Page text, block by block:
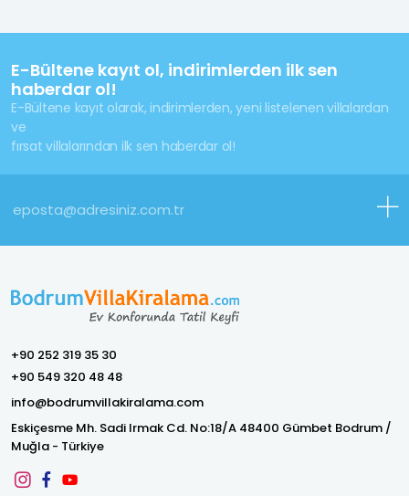
E-Bültene kayıt ol, indirimlerden ilk sen
haberdar ol!
E-Bültene kayıt olarak, indirimlerden, yeni listelenen villalardan
ve
fırsat villalarından ilk sen haberdar ol!
+90 252 319 35 30
+90 549 320 48 48
info@bodrumvillakiralama.com
Eskiçesme Mh. Sadi Irmak Cd. No:18/A 48400 Gümbet Bodrum /
Muğla - Türkiye